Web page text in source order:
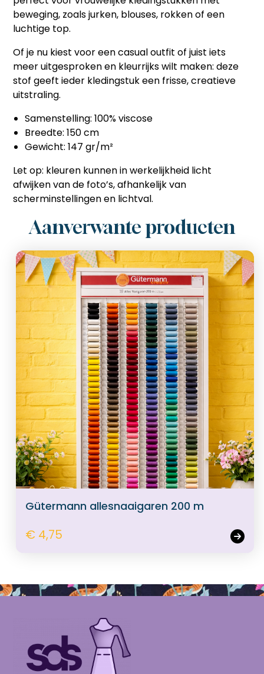
beweging, zoals jurken, blouses, rokken of een
luchtige top.
Of je nu kiest voor een casual outfit of juist iets
meer uitgesproken en kleurrijks wilt maken: deze
stof geeft ieder kledingstuk een frisse, creatieve
uitstraling.
Samenstelling: 100% viscose
Breedte: 150 cm
Gewicht: 147 gr/m²
Let op: kleuren kunnen in werkelijkheid licht
afwijken van de foto’s, afhankelijk van
scherminstellingen en lichtval.
Aanverwante producten
Gütermann allesnaaigaren 200 m
€ 4,75